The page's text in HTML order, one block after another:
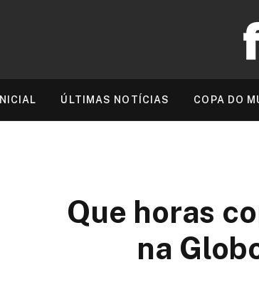
INICIAL ÚLTIMAS NOTÍCIAS COPA DO
Que horas
na